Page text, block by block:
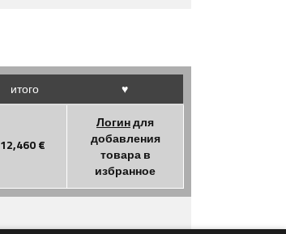
итого
♥
12,460€
Логиндля
добавления
товара в
избранное